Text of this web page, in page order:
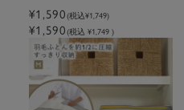
¥1,590(税込¥1,749)
¥1,590(税込 ¥1,749 )